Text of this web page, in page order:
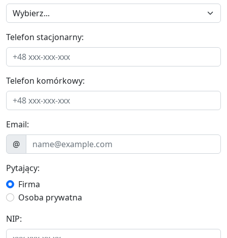
Telefon stacjonarny:
Telefon komórkowy:
Email:
@
Pytający:
Firma
Osoba prywatna
NIP: